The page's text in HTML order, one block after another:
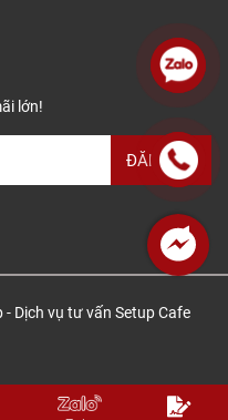
lớn!
Dịch vụ tư vấn Setup Cafe